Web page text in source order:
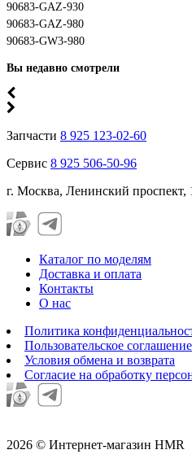
90683-GAZ-930
90683-GAZ-980
90683-GW3-980
Вы недавно смотрели
Запчасти 8 925 123-02-60
Сервис 8 925 506-50-96
г. Москва, Ленинский проспект,
Каталог по моделям
Доставка и оплата
Контакты
О нас
Политика
Пользовательское соглашение
Условия обмена и возврата
Согласие на обработку
2026 © Интернет-магазин HMR